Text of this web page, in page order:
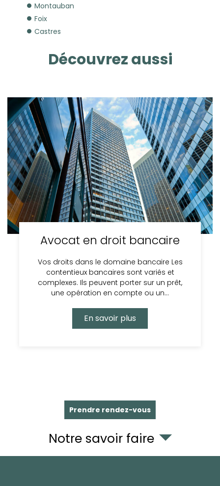
Montauban
Foix
Castres
Découvrez aussi
Avocat en droit bancaire
Vos droits dans le domaine bancaire Les
contentieux bancaires sont variés et
complexes. Ils peuvent porter sur un prêt,
une opération en compte ou un…
En savoir plus
Prendre rendez-vous
Notre savoir faire